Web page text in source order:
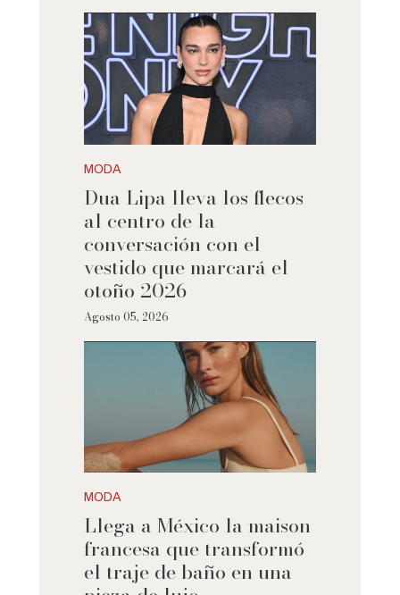
MODA
Dua Lipa lleva los flecos
al centro de la
conversación con el
vestido que marcará el
otoño 2026
Agosto 05, 2026
MODA
Llega a México la maison
francesa que transformó
el traje de baño en una